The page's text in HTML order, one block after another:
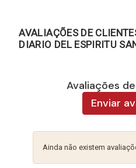
AVALIAÇÕES DE
DIARIO DEL ESPIRITU
Avaliações
Enviar
Ainda não existem